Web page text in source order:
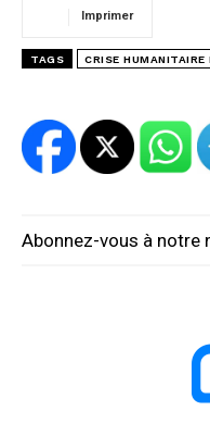
Abonnez-vous à notre
Imprimer
TAGS CRISE HUMANITAIRE